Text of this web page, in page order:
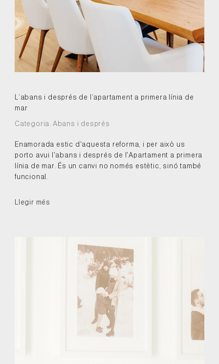
L’abans i després de l’apartament a primera línia de
mar
Categoria: Abans i després
Enamorada estic d'aquesta reforma, i per això us
porto avui l'abans i després de l'Apartament a primera
línia de mar. És un canvi no només estètic, sinó també
funcional.
Llegir més